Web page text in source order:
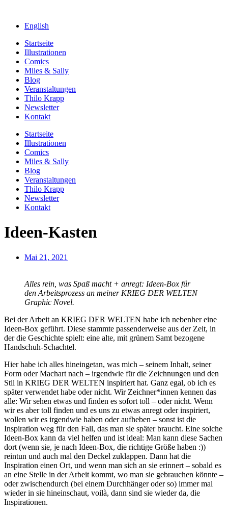
English
Startseite
Illustrationen
Comics
Miles & Sally
Blog
Veranstaltungen
Thilo Krapp
Newsletter
Kontakt
Startseite
Illustrationen
Comics
Miles & Sally
Blog
Veranstaltungen
Thilo Krapp
Newsletter
Kontakt
Ideen-Kasten
Mai 21, 2021
Alles rein, was Spaß macht + anregt: Ideen-Box für
den Arbeitsprozess an meiner KRIEG DER WELTEN
Graphic Novel.
Bei der Arbeit an KRIEG DER WELTEN habe ich nebenher eine
Ideen-Box geführt. Diese stammte passenderweise aus der Zeit, in
der die Geschichte spielt: eine alte, mit grünem Samt bezogene
Handschuh-Schachtel.
Hier habe ich alles hineingetan, was mich – seinem Inhalt, seiner
Form oder Machart nach – irgendwie für die Zeichnungen und den
Stil in KRIEG DER WELTEN inspiriert hat. Ganz egal, ob ich es
später verwendet habe oder nicht. Wir Zeichner*innen kennen das
alle: Wir sehen etwas und finden es sofort toll – oder nicht. Wenn
wir es aber toll finden und es uns zu etwas anregt oder inspiriert,
wollen wir es irgendwie haben oder aufheben – sonst ist die
Inspiration weg für den Fall, das man sie später braucht. Eine solche
Ideen-Box kann da viel helfen und ist ideal: Man kann diese Sachen
dort (wenn sie, je nach Ideen-Box, die richtige Größe haben :))
reintun und auch mal den Deckel zuklappen. Dann hat die
Inspiration einen Ort, und wenn man sich an sie erinnert – sobald es
an eine Stelle in der Arbeit kommt, wo man sie gebrauchen könnte –
oder zwischendurch (bei einem Durchhänger oder so) immer mal
wieder in sie hineinschaut, voilà, dann sind sie wieder da, die
Inspirationen.